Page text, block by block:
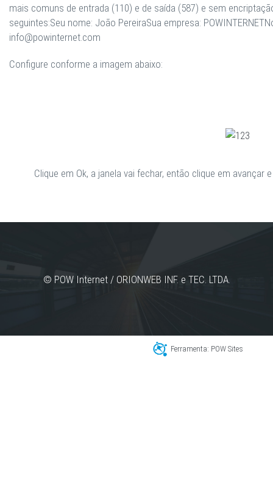
mais comuns de entrada (110) e de saída (587) e sem
seguintes:Seu nome: João PereiraSua empresa:
info@powinternet.com
Configure conforme a imagem abaixo:
Clique em Ok, a janela vai fechar, então clique em
© POW Internet / ORIONWEB INF. e TEC. LTDA.
Ferramenta: POW Sites